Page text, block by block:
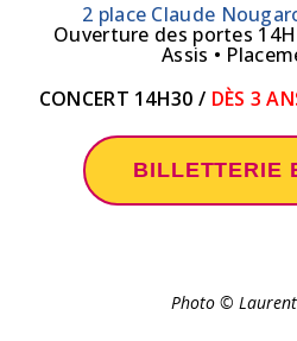
2 place Claude
Ouverture des portes
Assis •
CONCERT 14H30 / DÈS 3
BILLETTERIE
Photo ©